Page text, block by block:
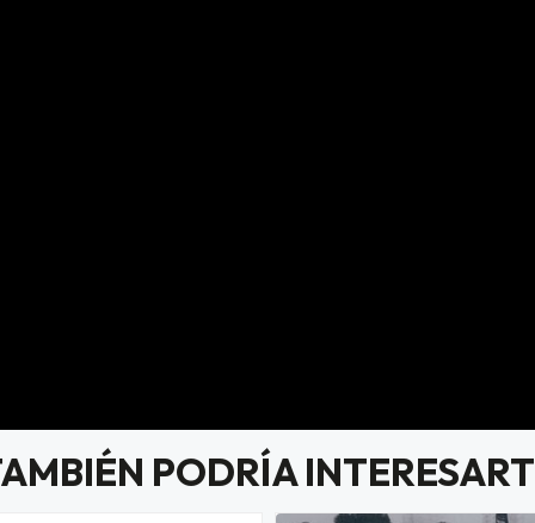
PODRÍA